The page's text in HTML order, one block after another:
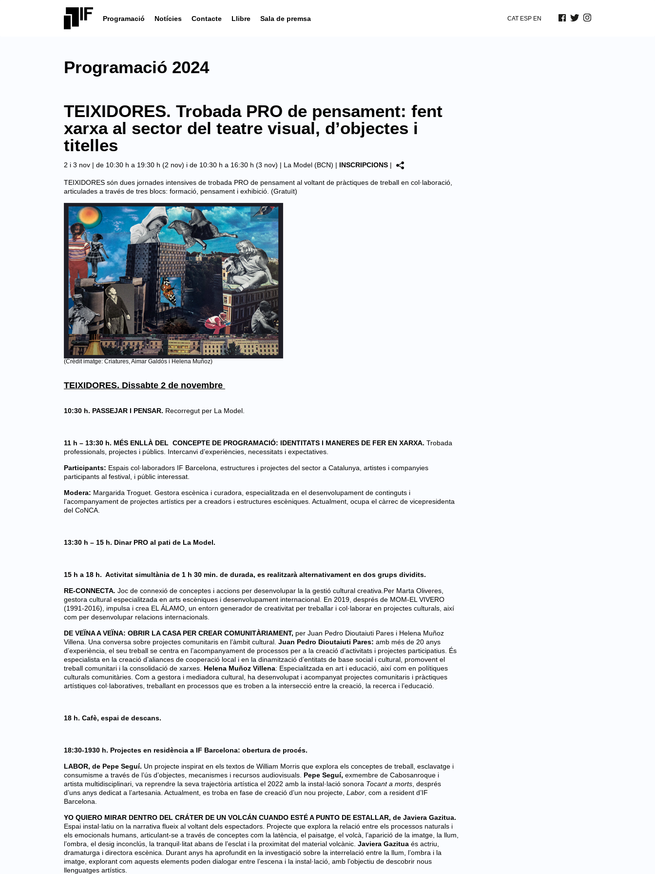
Programació Notícies Contacte Llibre Sala de premsa CAT ESP EN
Programació 2024
TEIXIDORES. Trobada PRO de pensament: fent
xarxa al sector del teatre visual, d’objectes i
titelles
2 i 3 nov | de 10:30 h a 19:30 h (2 nov) i de 10:30 h a 16:30 h (3 nov) | La Model (BCN) | INSCRIPCIONS |
TEIXIDORES són dues jornades intensives de trobada PRO de pensament al voltant de pràctiques de treball en col·laboració,
articulades a través de tres blocs: formació, pensament i exhibició. (Gratuït)
(Crèdit imatge: Criatures, Aimar Galdós i Helena Muñoz)
TEIXIDORES. Dissabte 2 de novembre
10:30 h. PASSEJAR I PENSAR. Recorregut per La Model.
11 h – 13:30 h. MÉS ENLLÀ DEL CONCEPTE DE PROGRAMACIÓ: IDENTITATS I MANERES DE FER EN XARXA. Trobada
professionals, projectes i públics. Intercanvi d’experiències, necessitats i expectatives.
Participants: Espais col·laboradors IF Barcelona, estructures i projectes del sector a Catalunya, artistes i companyies
participants al festival, i públic interessat.
Modera: Margarida Troguet Gestora escènica i curadora, especialitzada en el desenvolupament de continguts i
l’acompanyament de projectes artístics per a creadors i estructures escèniques. Actualment, ocupa el càrrec de vicepresidenta
del CoNCA.
13:30 h – 15 h. Dinar PRO al pati de La Model.
15 h a 18 h. Activitat simultània de 1 h 30 min. de durada, es realitzarà alternativament en dos grups dividits.
RE-CONNECTA. Joc de connexió de conceptes i accions per desenvolupar la la gestió cultural creativa. Per Marta Oliveres,
gestora cultural especialitzada en arts escèniques i desenvolupament internacional. En 2019, després de MOM-EL VIVERO
(1991-2016), impulsa i crea EL ÁLAMO, un entorn generador de creativitat per treballar i col·laborar en projectes culturals, així
com per desenvolupar relacions internacionals.
DE VEÏNA A VEÏNA: OBRIR LA CASA PER CREAR COMUNITÀRIAMENT, per Juan Pedro Dioutaiuti Pares i Helena Muñoz
Villena. Una conversa sobre projectes comunitaris en l’àmbit cultural. Juan Pedro Dioutaiuti Pares: amb més de 20 anys
d’experiència, el seu treball se centra en l’acompanyament de processos per a la creació d’activitats i projectes participatius. És
especialista en la creació d’aliances de cooperació local i en la dinamització d’entitats de base social i cultural, promovent el
treball comunitari i la consolidació de xarxes. Helena Muñoz Villena: Especialitzada en art i educació, així com en polítiques
culturals comunitàries. Com a gestora i mediadora cultural, ha desenvolupat i acompanyat projectes comunitaris i pràctiques
artístiques col·laboratives, treballant en processos que es troben a la intersecció entre la creació, la recerca i l’educació.
18 h. Cafè, espai de descans.
18:30-1930 h. Projectes en residència a IF Barcelona: obertura de procés.
LABOR, de Pepe Seguí. Un projecte inspirat en els textos de William Morris que explora els conceptes de treball, esclavatge i
consumisme a través de l’ús d’objectes, mecanismes i recursos audiovisuals. Pepe Seguí, exmembre de Cabosanroque i
artista multidisciplinari, va reprendre la seva trajectòria artística el 2022 amb la instal·lació sonora Tocant a morts , després
d’uns anys dedicat a l’artesania. Actualment, es troba en fase de creació d’un nou projecte, Labor , com a resident d’IF
Barcelona.
YO QUIERO MIRAR DENTRO DEL CRÁTER DE UN VOLCÁN CUANDO ESTÉ A PUNTO DE ESTALLAR, de Javiera Gazitua.
Espai instal·latiu on la narrativa flueix al voltant dels espectadors. Projecte que explora la relació entre els processos naturals i
els emocionals humans, articulant-se a través de conceptes com la latència, el paisatge, el volcà, l’aparició de la imatge, la llum,
l’ombra, el desig inconclús, la tranquil·litat abans de l’esclat i la proximitat del material volcànic. Javiera Gazitua és actriu,
dramaturga i directora escènica. Durant anys ha aprofundit en la investigació sobre la interrelació entre la llum, l’ombra i la
imatge, explorant com aquests elements poden dialogar entre l’escena i la instal·lació, amb l’objectiu de descobrir nous
llenguatges artístics.